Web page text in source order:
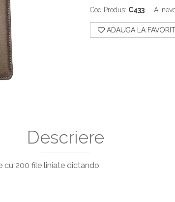
Cod Produs: C433 Ai
ADAUGA LA
Descriere
cu 200 file liniate dictando